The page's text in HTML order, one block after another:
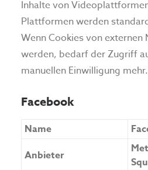
Inhalte von
Plattformen werden
Wenn Cookies von externen
werden, bedarf der Zugriff
manuellen Einwilligung mehr.
Facebook
Name
Anbieter